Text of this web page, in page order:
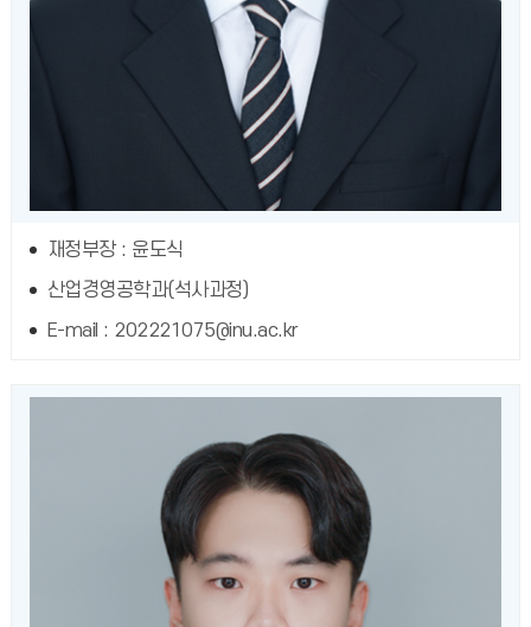
재정부장 : 윤도식
산업경영공학과(석사과정)
E-mail : 202221075@inu.ac.kr